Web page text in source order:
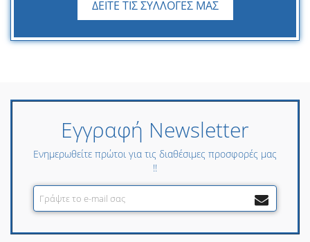
ΔΕΙΤΕ ΤΙΣ ΣΥΛΛΟΓΕΣ ΜΑΣ
Εγγραφή Newsletter
Ενημερωθείτε πρώτοι για τις διαθέσιμες προσφορές μας
!!